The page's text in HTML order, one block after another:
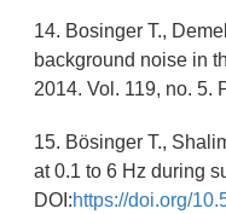
14. Bosinger T.,
background noise in
2014. Vol. 119, no. 5.
15. Bösinger T.,
at 0.1 to 6 Hz during
DOI:https://doi.org/